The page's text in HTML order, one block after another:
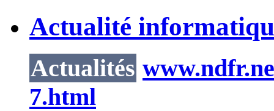
Actualité
Actualités
7.html